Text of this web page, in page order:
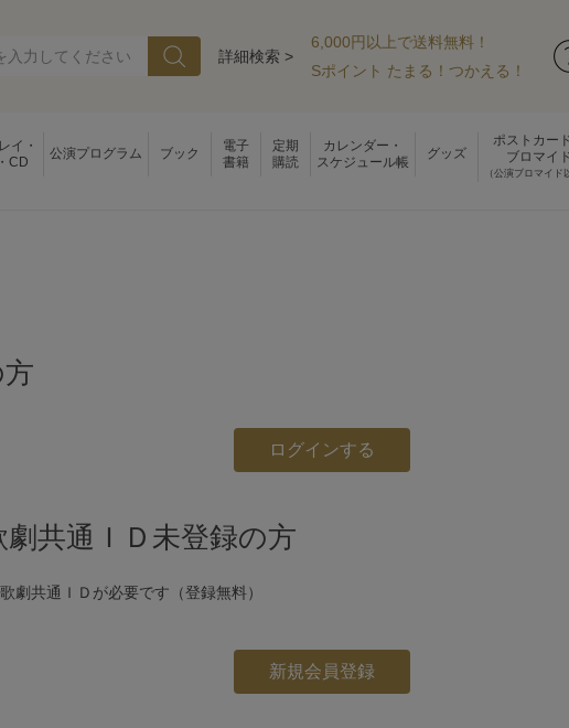
詳細検索 >
6,000円以上で送料無料！
Sポイント たまる！つかえる！
イ・
CD
公演プログラム ブック
電子
書籍
定期
購読
カレンダー・
スケジュール帳
グッズ
ポストカー
ブロマイド
（公演ブロマイド
共通ＩＤ未登録の方
劇共通ＩＤが必要です（登録無料）